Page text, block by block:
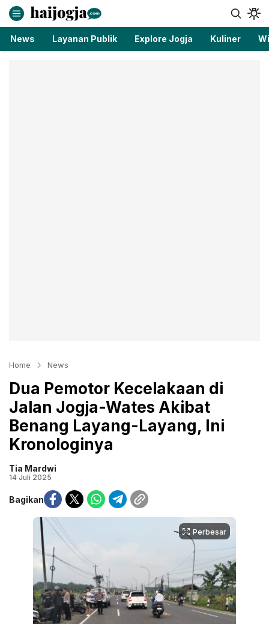
haijogja.com
Berita Jogja Terbaru dan Terkini
News Layanan Publik Explore Jogja Kuliner
Home News
Dua Pemotor Kecelakaan di
Jalan Jogja-Wates Akibat
Benang Layang-Layang, Ini
Kronologinya
Tia Mardwi
14 Juli 2025
Bagikan
Perbesar